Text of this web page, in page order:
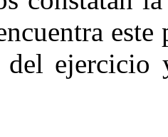
ejercicio